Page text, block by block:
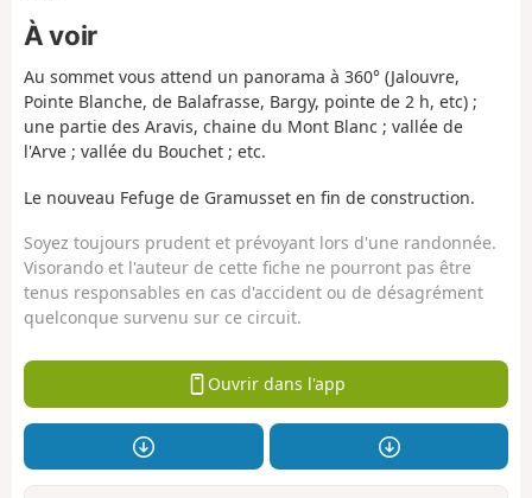
À voir
Au sommet vous attend un panorama à 360° (Jalouvre,
Pointe Blanche, de Balafrasse, Bargy, pointe de 2 h, etc) ;
une partie des Aravis, chaine du Mont Blanc ; vallée de
l'Arve ; vallée du Bouchet ; etc.
Le nouveau Fefuge de Gramusset en fin de construction.
Soyez toujours prudent et prévoyant lors d'une randonnée.
Visorando et l'auteur de cette fiche ne pourront pas être
tenus responsables en cas d'accident ou de désagrément
quelconque survenu sur ce circuit.
Ouvrir dans l'app